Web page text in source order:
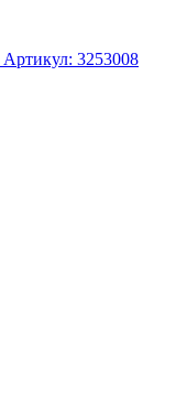
Артикул: 3253008